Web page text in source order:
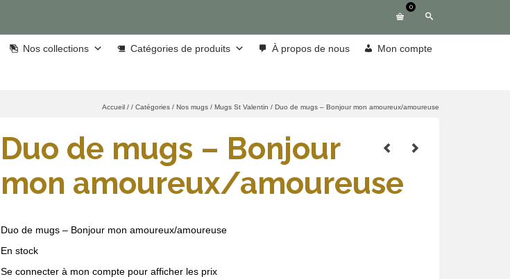
0
Nos collections Catégories de produits À propos de nous Mon compte
Accueil / / Catégories / Nos mugs / Mugs St Valentin / Duo de mugs – Bonjour mon amoureux/amoureuse
Duo de mugs – Bonjour
mon amoureux/amoureuse
Duo de mugs – Bonjour mon amoureux/amoureuse
En stock
Se connecter à mon compte pour afficher les prix